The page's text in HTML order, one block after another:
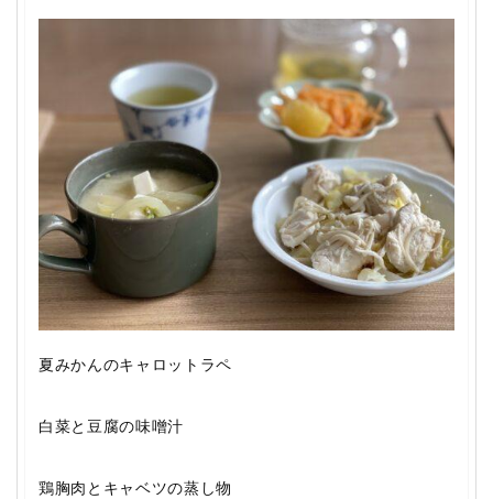
夏みかんのキャロットラペ
白菜と豆腐の味噌汁
鶏胸肉とキャベツの蒸し物